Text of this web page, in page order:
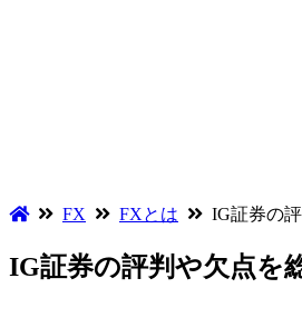
FX FXとは IG証券の
IG証券の評判や欠点を